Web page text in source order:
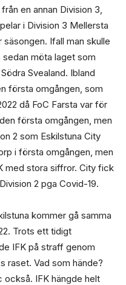
en annan Division 3,
i Division 3 Mellersta
Ifall man skulle
möta laget som
Svealand. Ibland
första omgången, som
då FoC Farsta var för
första omgången, men
2 som Eskilstuna City
i första omgången, men
med stora siffror. City fick
2 pga Covid-19.
kommer gå samma
Trots ett tidigt
IFK på straff genom
raset. Vad som hände?
också. IFK hängde helt